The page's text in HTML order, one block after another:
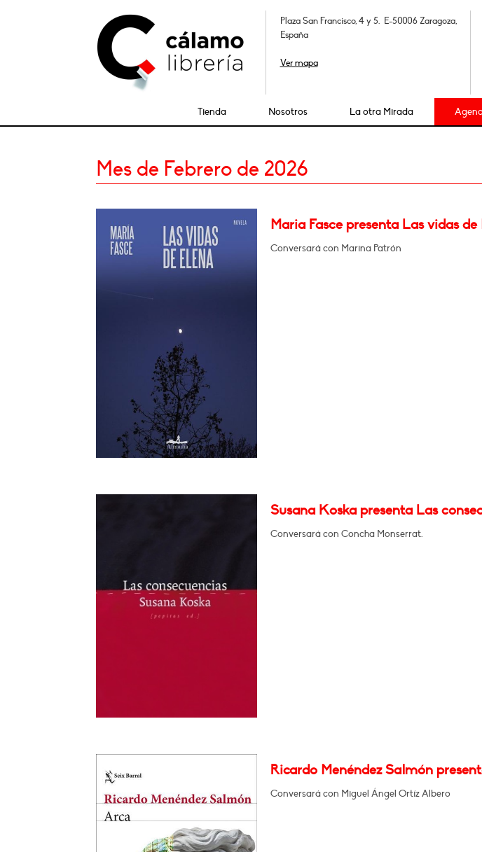
Plaza San Francisco, 4 y 5. E-50006 Zaragoza,
España
Ver mapa
Tienda Nosotros La otra Mirada
Mes de Febrero de 2026
Maria Fasce presenta Las vidas de
Conversará con Marina Patrón
Susana Koska presenta Las
Conversará con Concha Monserrat.
Ricardo Menéndez Salmón
Conversará con Miguel Ángel Ortíz Albero